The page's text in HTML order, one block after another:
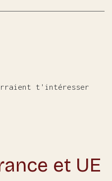
t'intéresser
et UE